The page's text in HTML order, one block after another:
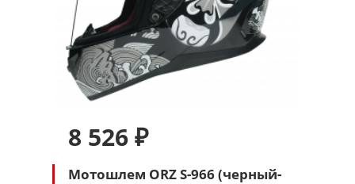
8 526 ₽
Мотошлем ORZ S-966 (черный-